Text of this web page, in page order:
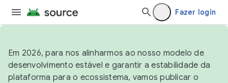
Fazer login
Em 2026, para nos alinharmos ao nosso modelo de
desenvolvimento estável e garantir a estabilidade da
plataforma para o ecossistema, vamos publicar o